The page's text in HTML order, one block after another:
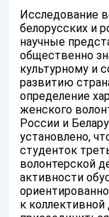
Исследование
белорусских и
научные
общественно
культурному и
развитию
определение
женского
России и
установлено,
студенток
волонтерской
активности
к